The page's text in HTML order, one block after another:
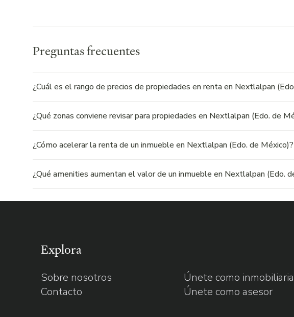
Preguntas frecuentes
¿Cuál es el rango de precios de propiedades en renta en Nextlalpan
¿Qué zonas conviene revisar para propiedades en Nextlalpan (Edo. de
¿Cómo acelerar la renta de un inmueble en Nextlalpan (Edo. de México)?
¿Qué amenities aumentan el valor de un inmueble en Nextlalpan (Edo.
Explora
Sobre nosotros
Contacto
Únete como inmobiliaria
Únete como asesor